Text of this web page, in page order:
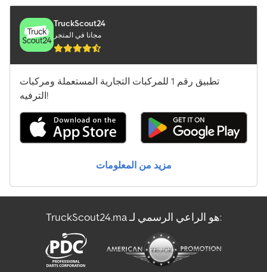
TruckScout24
مجانا في المتجر
تطبيق رقم 1 للمركبات التجارية المستعملة ومركبات
الترفيه!
مزيد من المعلومات
TruckScout24.ma هو الراعي الرسمي لـ: